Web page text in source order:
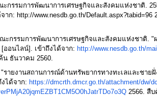
กรรมการพัฒนาการเศรษฐกิจและสังคมแห่งชาติ.
าก: http://www.nesdb.go.th/Default.aspx?tabid=96
ะกรรมการพัฒนาการเศรษฐกิจและสังคมแห่งชาติ.
อนไลน์]. เข้าถึงได้จาก: http://www.nesdb.go.th/
น ธันวาคม 2560.
รายงานสถานการณ์ด้านทรัพยากรทางทะเลและชายฝั่
ได้จาก: https://dmcrth.dmcr.go.th/attachment/dw/
2566. สืบ